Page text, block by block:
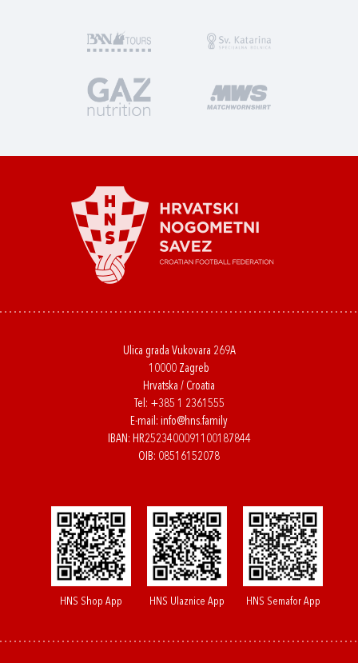
Ulica grada Vukovara 269A
10000 Zagreb
Hrvatska / Croatia
Tel: +385 1 2361555
E-mail: info@hns.family
IBAN: HR2523400091100187844
OIB: 08516152078
HNS Shop App HNS Ulaznice App HNS Semafor App